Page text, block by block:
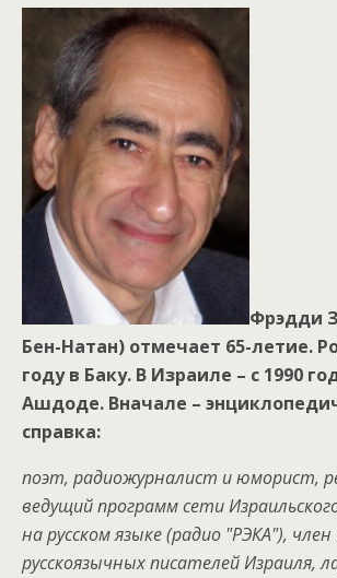
Фрэдди
Бен-Натан) отмечает 65-летие.
году в Баку. В Израиле – с 1990
Ашдоде. Вначале –
справка:
поэт, радиожурналист и юморист,
ведущий программ сети
на русском языке (радио "РЭКА"),
русскоязычных писателей Израиля,